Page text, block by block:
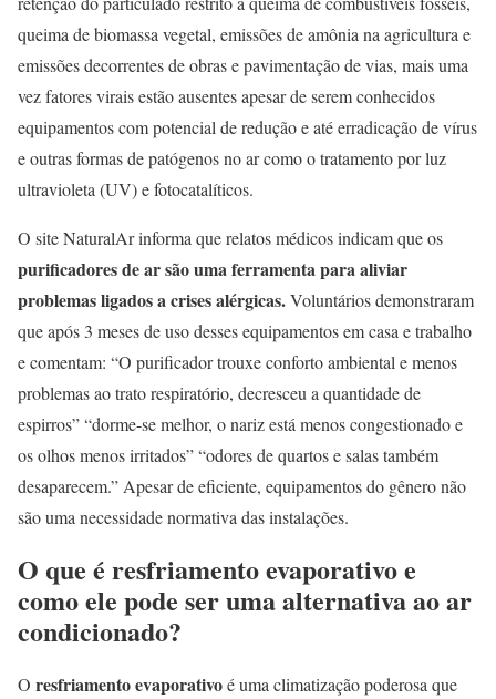
queima de biomassa vegetal, emissões de amônia na agricultura e
emissões decorrentes de obras e pavimentação de vias, mais uma
vez fatores virais estão ausentes apesar de serem conhecidos
equipamentos com potencial de redução e até erradicação de vírus
e outras formas de patógenos no ar como o tratamento por luz
ultravioleta (UV) e fotocatalíticos.
O site NaturalAr informa que relatos médicos indicam que os
purificadores de ar são uma ferramenta para aliviar
problemas ligados a crises alérgicas.Voluntários demonstraram
que após 3 meses de uso desses equipamentos em casa e trabalho
e comentam: “O purificador trouxe conforto ambiental e menos
problemas ao trato respiratório, decresceu a quantidade de
espirros” “dorme-se melhor, o nariz está menos congestionado e
os olhos menos irritados” “odores de quartos e salas também
desaparecem.” Apesar de eficiente, equipamentos do gênero não
são uma necessidade normativa das instalações.
O que é resfriamento evaporativo e
como ele pode ser uma alternativa ao ar
condicionado?
O resfriamento evaporativoé umaclimatização poderosa que